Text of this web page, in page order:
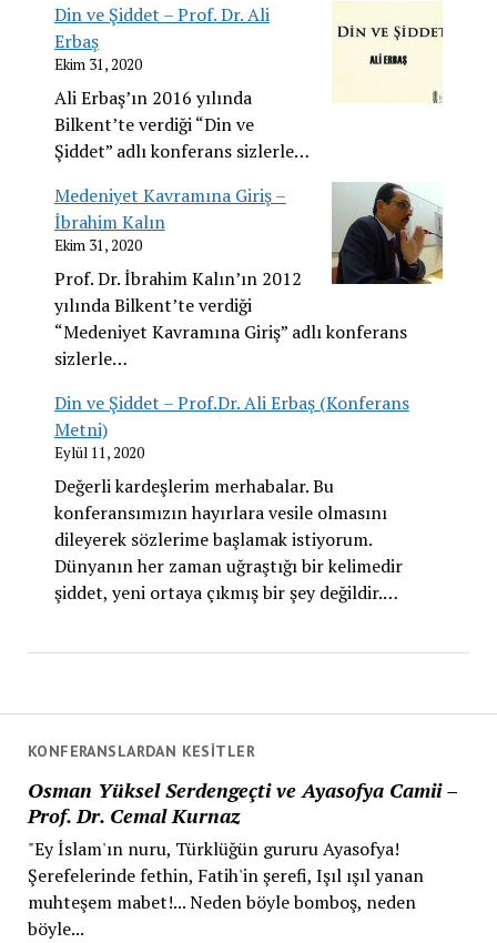
KONFERANSLARDAN KESITLER
Osman Yüksel Serdengeçti ve Ayasofya Camii –
Prof. Dr. Cemal Kurnaz
"Ey İslam'ın nuru, Türklüğün gururu Ayasofya!
Şerefelerinde fethin, Fatih'in şerefi, Işıl ışıl yanan
muhteşem mabet!... Neden böyle bomboş, neden
böyle...
Din ve Şiddet – Prof. Dr. Ali
Erbaş
Ekim 31, 2020
Ali Erbaş’ın 2016 yılında
Bilkent’te verdiği “Din ve
Şiddet” adlı konferans sizlerle…
Medeniyet Kavramına Giriş –
İbrahim Kalın
Ekim 31, 2020
Prof. Dr. İbrahim Kalın’ın 2012
yılında Bilkent’te verdiği
“Medeniyet Kavramına Giriş” adlı konferans
sizlerle…
Din ve Şiddet – Prof.Dr. Ali Erbaş (Konferans
Metni)
Eylül 11, 2020
Değerli kardeşlerim merhabalar. Bu
konferansımızın hayırlara vesile olmasını
dileyerek sözlerime başlamak istiyorum.
Dünyanın her zaman uğraştığı bir kelimedir
şiddet, yeni ortaya çıkmış bir şey değildir.…